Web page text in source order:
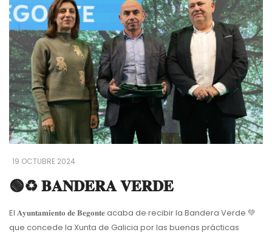
19 OCTUBRE 2024
🟢♻️ 𝐁𝐀𝐍𝐃𝐄𝐑𝐀 𝐕𝐄𝐑𝐃𝐄
El 𝐀𝐲𝐮𝐧𝐭𝐚𝐦𝐢𝐞𝐧𝐭𝐨 𝐝𝐞 𝐁𝐞𝐠𝐨𝐧𝐭𝐞 acaba de recibir la Bandera Verde 💚
que concede la Xunta de Galicia por las buenas prácticas